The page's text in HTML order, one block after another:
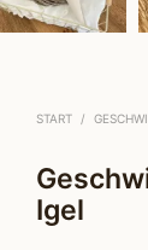
START /
Igel